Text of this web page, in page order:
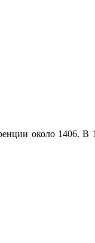
около 1406. В